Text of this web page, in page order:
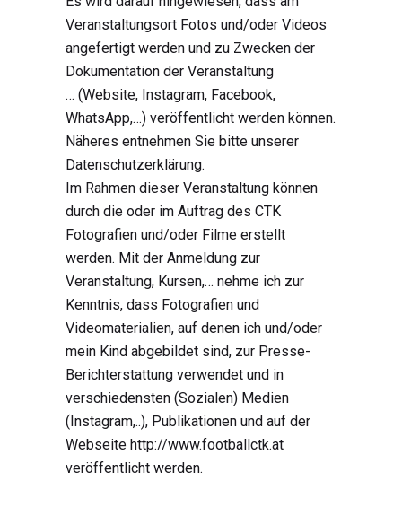
Veranstaltungsort Fotos und/oder Videos
angefertigt werden und zu Zwecken der
Dokumentation der Veranstaltung
… (Website, Instagram, Facebook,
WhatsApp,…) veröffentlicht werden können.
Näheres entnehmen Sie bitte unserer
Datenschutzerklärung.
Im Rahmen dieser Veranstaltung können
durch die oder im Auftrag des CTK
Fotografien und/oder Filme erstellt
werden. Mit der Anmeldung zur
Veranstaltung, Kursen,… nehme ich zur
Kenntnis, dass Fotografien und
Videomaterialien, auf denen ich und/oder
mein Kind abgebildet sind, zur Presse-
Berichterstattung verwendet und in
verschiedensten (Sozialen) Medien
(Instagram,..), Publikationen und auf der
Webseite http://www.footballctk.at
veröffentlicht werden.